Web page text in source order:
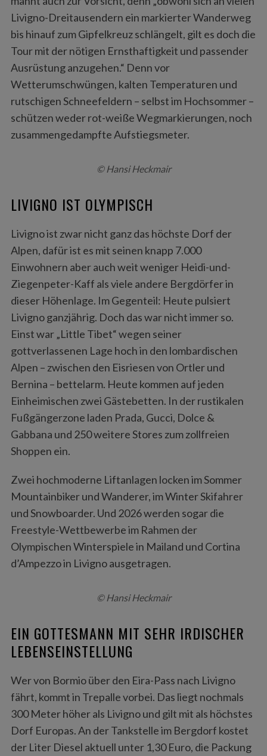
Livigno-Dreitausendern ein markierter Wanderweg
bis hinauf zum Gipfelkreuz schlängelt, gilt es doch die
Tour mit der nötigen Ernsthaftigkeit und passender
Ausrüstung anzugehen.“ Denn vor
Wetterumschwüngen, kalten Temperaturen und
rutschigen Schneefeldern – selbst im Hochsommer –
schützen weder rot-weiße Wegmarkierungen, noch
zusammengedampfte Aufstiegsmeter.
© Hansi Heckmair
LIVIGNO IST OLYMPISCH
Livigno ist zwar nicht ganz das höchste Dorf der
Alpen, dafür ist es mit seinen knapp 7.000
Einwohnern aber auch weit weniger Heidi-und-
Ziegenpeter-Kaff als viele andere Bergdörfer in
dieser Höhenlage. Im Gegenteil: Heute pulsiert
Livigno ganzjährig. Doch das war nicht immer so.
Einst war „Little Tibet“ wegen seiner
gottverlassenen Lage hoch in den lombardischen
Alpen – zwischen den Eisriesen von Ortler und
Bernina – bettelarm. Heute kommen auf jeden
Einheimischen zwei Gästebetten. In der rustikalen
Fußgängerzone laden Prada, Gucci, Dolce &
Gabbana und 250 weitere Stores zum zollfreien
Shoppen ein.
Zwei hochmoderne Liftanlagen locken im Sommer
Mountainbiker und Wanderer, im Winter Skifahrer
und Snowboarder. Und 2026 werden sogar die
Freestyle-Wettbewerbe im Rahmen der
Olympischen Winterspiele in Mailand und Cortina
d’Ampezzo in Livigno ausgetragen.
© Hansi Heckmair
EIN GOTTESMANN MIT SEHR IRDISCHER
LEBENSEINSTELLUNG
Wer von Bormio über den Eira-Pass nach Livigno
fährt, kommt in Trepalle vorbei. Das liegt nochmals
300 Meter höher als Livigno und gilt mit als höchstes
Dorf Europas. An der Tankstelle im Bergdorf kostet
der Liter Diesel aktuell unter 1,30 Euro, die Packung